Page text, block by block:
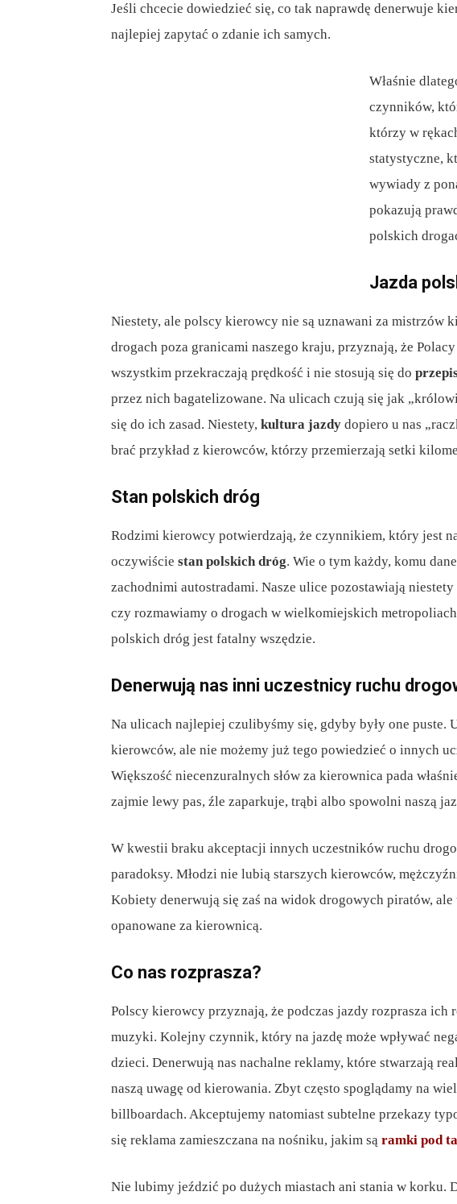
Jeśli chcecie dowiedzieć się, co tak naprawdę denerwuje
najlepiej zapytać o zdanie ich samych.
Właśnie
czynników,
którzy w
statystyczne,
wywiady z
pokazują
polskich
Jazda
Niestety, ale polscy kierowcy nie są uznawani za mistrzów
drogach poza granicami naszego kraju, przyznają, że
wszystkim przekraczają prędkość i nie stosują się do
przez nich bagatelizowane. Na ulicach czują się jak
się do ich zasad. Niestety, kultura jazdy dopiero u nas
brać przykład z kierowców, którzy przemierzają setki
Stan polskich dróg
Rodzimi kierowcy potwierdzają, że czynnikiem, który jest
oczywiście stan polskich dróg. Wie o tym każdy, komu
zachodnimi autostradami. Nasze ulice pozostawiają
czy rozmawiamy o drogach w wielkomiejskich
polskich dróg jest fatalny wszędzie.
Denerwują nas inni uczestnicy ruchu
Na ulicach najlepiej czulibyśmy się, gdyby były one puste.
kierowców, ale nie możemy już tego powiedzieć o innych
Większość niecenzuralnych słów za kierownica pada
zajmie lewy pas, źle zaparkuje, trąbi albo spowolni naszą
W kwestii braku akceptacji innych uczestników ruchu
paradoksy. Młodzi nie lubią starszych kierowców,
Kobiety denerwują się zaś na widok drogowych piratów,
opanowane za kierownicą.
Co nas rozprasza?
Polscy kierowcy przyznają, że podczas jazdy rozprasza ich
muzyki. Kolejny czynnik, który na jazdę może wpływać
dzieci. Denerwują nas nachalne reklamy, które stwarzają
naszą uwagę od kierowania. Zbyt często spoglądamy na
billboardach. Akceptujemy natomiast subtelne przekazy
się reklama zamieszczana na nośniku, jakim są ramki pod
Nie lubimy jeździć po dużych miastach ani stania w korku.